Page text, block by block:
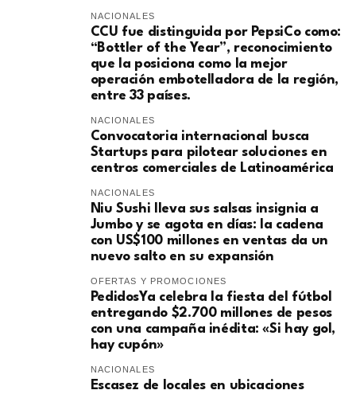
NACIONALES
CCU fue distinguida por PepsiCo como:
“Bottler of the Year”, reconocimiento
que la posiciona como la mejor
operación embotelladora de la región,
entre 33 países.
NACIONALES
Convocatoria internacional busca
Startups para pilotear soluciones en
centros comerciales de Latinoamérica
NACIONALES
Niu Sushi lleva sus salsas insignia a
Jumbo y se agota en días: la cadena
con US$100 millones en ventas da un
nuevo salto en su expansión
OFERTAS Y PROMOCIONES
PedidosYa celebra la fiesta del fútbol
entregando $2.700 millones de pesos
con una campaña inédita: «Si hay gol,
hay cupón»
NACIONALES
Escasez de locales en ubicaciones